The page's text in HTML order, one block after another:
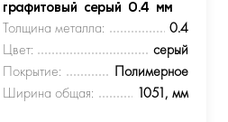
графитовый серый 0.4 мм
Толщина металла:
0.4
Цвет:
серый
Покрытие:
Полимерное
Ширина общая:
1051, мм